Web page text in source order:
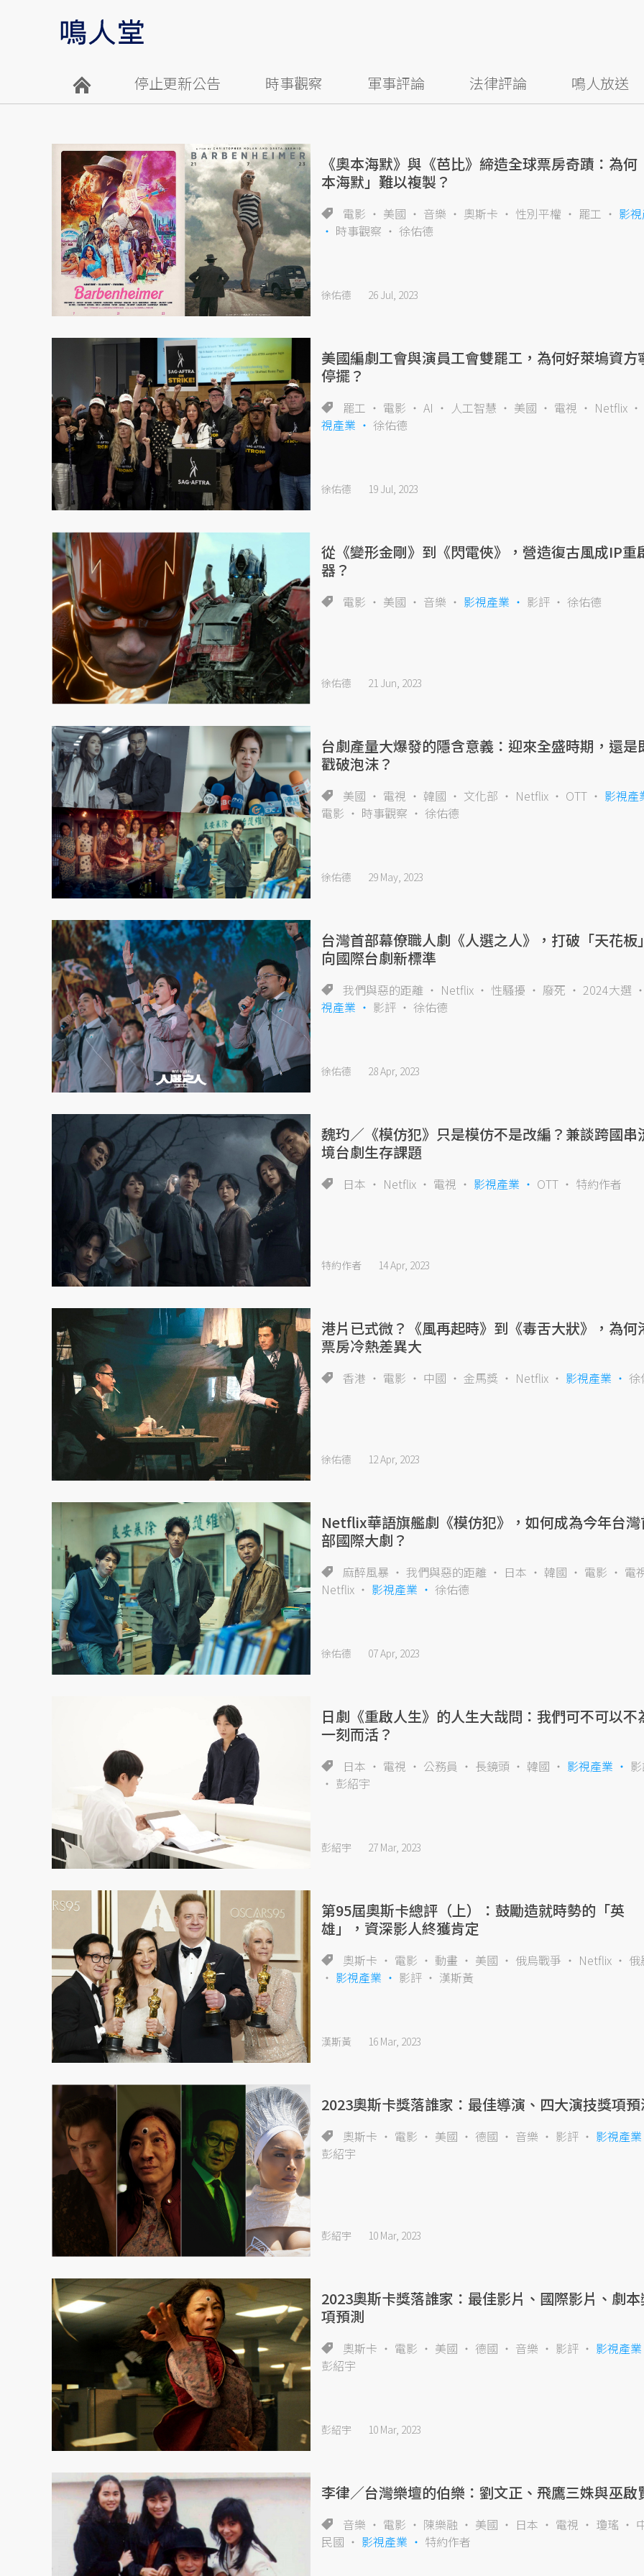
停止更新公告 時事觀察 軍事評論 法律評論 鳴人放送
《奧本海默》與《芭比》締造全球票房奇蹟：為何
本海默」難以複製？
電影 美國 音樂 奧斯卡 性別平權 罷工
影
時事觀察
徐佑德
徐佑德 26 Jul, 2023
美國編劇工會與演員工會雙罷工，為何好萊塢資方
停擺？
罷工 電影 AI 人工智慧 美國 電視
Netflix
視產業
徐佑德
徐佑德 19 Jul, 2023
從《變形金剛》到《閃電俠》，營造復古風成IP重
器？
電影 美國 音樂 影視產業 影評 徐佑德
徐佑德 21 Jun, 2023
台劇產量大爆發的隱含意義：迎來全盛時期，還是
戳破泡沫？
美國 電視 韓國 文化部 Netflix OTT
影視產
電影
時事觀察 徐佑德
徐佑德 29 May, 2023
台灣首部幕僚職人劇《人選之人》，打破「天花板
向國際台劇新標準
我們與惡的距離 Netflix 性騷擾 廢死
2024大選
視產業
影評 徐佑德
徐佑德 28 Apr, 2023
魏玓／《模仿犯》只是模仿不是改編？兼談跨國串
境台劇生存課題
日本 Netflix 電視 影視產業 OTT 特約作者
特約作者 14 Apr, 2023
港片已式微？《風再起時》到《毒舌大狀》，為何
票房冷熱差異大
香港 電影 中國 金馬獎 Netflix 影視產業 徐
徐佑德 12 Apr, 2023
Netflix華語旗艦劇《模仿犯》，如何成為今年台
部國際大劇？
麻醉風暴 我們與惡的距離 日本 韓國 電影
電
Netflix
影視產業 徐佑德
徐佑德 07 Apr, 2023
日劇《重啟人生》的人生大哉問：我們可不可以不
一刻而活？
日本 電視 公務員 長鏡頭 韓國 影視產業
彭紹宇
彭紹宇 27 Mar, 2023
第95屆奧斯卡總評（上）：鼓勵造就時勢的「英
雄」，資深影人終獲肯定
奧斯卡 電影 動畫 美國 俄烏戰爭 Netflix
俄
影視產業
影評 漢斯黃
漢斯黃 16 Mar, 2023
2023奧斯卡獎落誰家：最佳導演、四大演技獎項
奧斯卡 電影 美國 德國 音樂 影評
影視產業
彭紹宇
彭紹宇 10 Mar, 2023
2023奧斯卡獎落誰家：最佳影片、國際影片、劇
項預測
奧斯卡 電影 美國 德國 音樂 影評
影視產業
彭紹宇
彭紹宇 10 Mar, 2023
李律／台灣樂壇的伯樂：劉文正、飛鷹三姝與巫啟
音樂 電影 陳樂融 美國 日本 電視 瓊瑤
民國
影視產業 特約作者